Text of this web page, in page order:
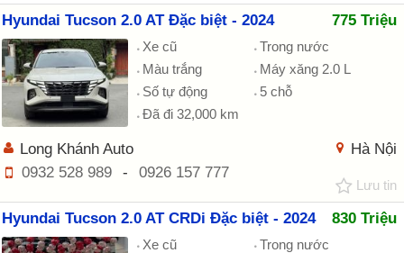
Hyundai Tucson 2.0 AT Đặc biệt - 2024 775 Triệu
Xe cũ
Trong nước
Màu trắng
Máy xăng 2.0 L
Số tự động
5 chỗ
Đã đi 32,000 km
Hà Nội
Long Khánh Auto
0932 528 989
- 0926 157 777
Lưu tin
Hyundai Tucson 2.0 AT CRDi Đặc biệt - 2024 830 Triệu
Xe cũ
Trong nước